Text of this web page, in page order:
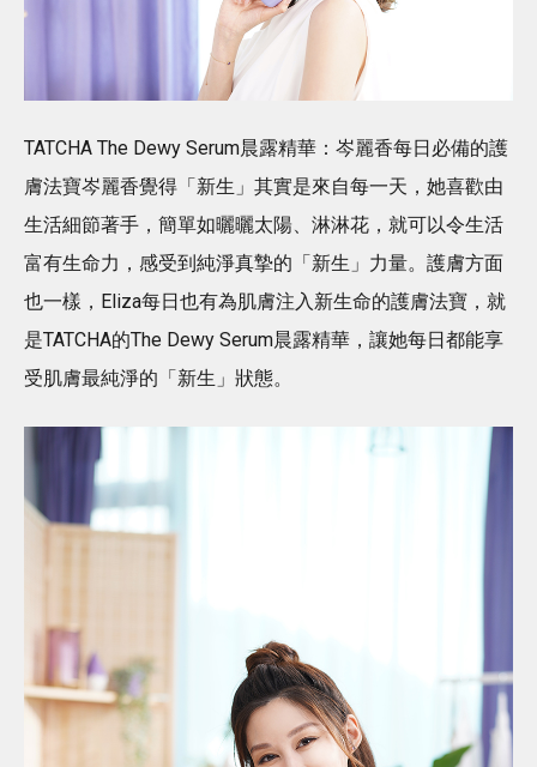
TATCHA The Dewy Serum晨露精華：岑麗香每日必備的護
膚法寶岑麗香覺得「新生」其實是來自每一天，她喜歡由
生活細節著手，簡單如曬曬太陽、淋淋花，就可以令生活
富有生命力，感受到純淨真摯的「新生」力量。護膚方面
也一樣，Eliza每日也有為肌膚注入新生命的護膚法寶，就
是TATCHA的The Dewy Serum晨露精華，讓她每日都能享
受肌膚最純淨的「新生」狀態。